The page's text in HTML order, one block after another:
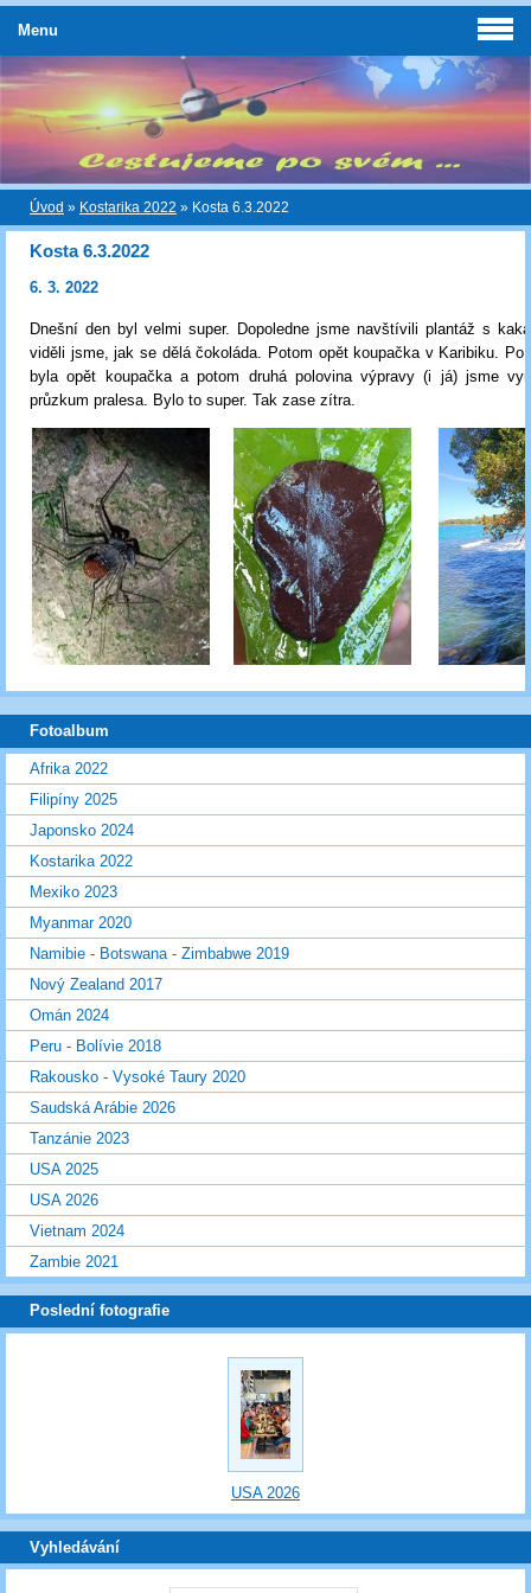
Úvod » Kostarika 2022 » Kosta 6.3.2022
Kosta 6.3.2022
6. 3. 2022
Dnešní den byl velmi super. Dopoledne jsme navštívili plantáž s
viděli jsme, jak se dělá čokoláda. Potom opět koupačka v Karibiku. Po
byla opět koupačka a potom druhá polovina výpravy (i já) jsme
průzkum pralesa. Bylo to super. Tak zase zítra.
Menu
Fotoalbum
Afrika 2022
Filipíny 2025
Japonsko 2024
Kostarika 2022
Mexiko 2023
Myanmar 2020
Namibie - Botswana - Zimbabwe 2019
Nový Zealand 2017
Omán 2024
Peru - Bolívie 2018
Rakousko - Vysoké Taury 2020
Saudská Arábie 2026
Tanzánie 2023
USA 2025
USA 2026
Vietnam 2024
Zambie 2021
Poslední fotografie
USA 2026
Vyhledávání